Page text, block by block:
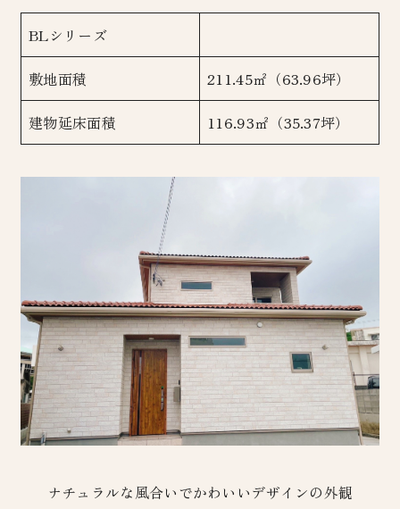
BLシリーズ
敷地面積 211.45㎡（63.96坪）
建物延床面積 116.93㎡（35.37坪）
ナチュラルな風合いでかわいいデザインの外観